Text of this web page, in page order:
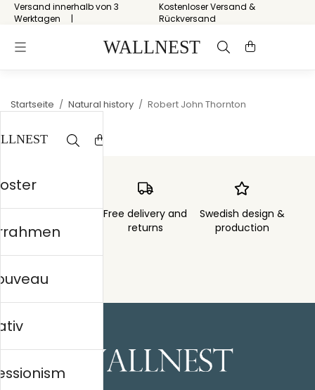
Versand innerhalb von 3
Werktagen
Kostenloser Versand &
Rückversand
Startseite / Natural history / Robert John Thornton
3 days
Free delivery and
returns
Swedish design &
production